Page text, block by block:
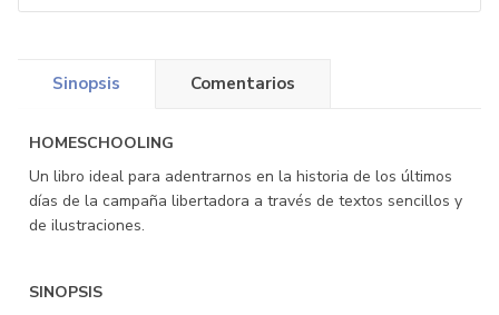
Sinopsis Comentarios
HOMESCHOOLING
Un libro ideal para adentrarnos en la historia de los últimos
días de la campaña libertadora a través de textos sencillos y
de ilustraciones.
SINOPSIS